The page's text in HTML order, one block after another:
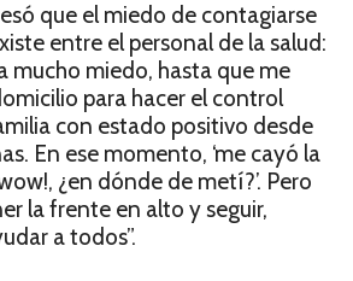
que el miedo de contagiarse
entre el personal de la salud:
mucho miedo, hasta que me
para hacer el control
con estado positivo desde
En ese momento, ‘me cayó la
¿en dónde de metí?’. Pero
la frente en alto y seguir,
a todos”.